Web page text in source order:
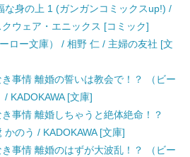
な身の上 1 (ガンガンコミックスup!) /
ウェア・エニックス [コミック]
ロー文庫） / 相野 仁 / 主婦の友社 [文
事情 離婚の誓いは教会で！？ （ビー
KADOKAWA [文庫]
事情 離婚しちゃうと絶体絶命！？
かのう / KADOKAWA [文庫]
事情 離婚のはずが大波乱！？ （ビー